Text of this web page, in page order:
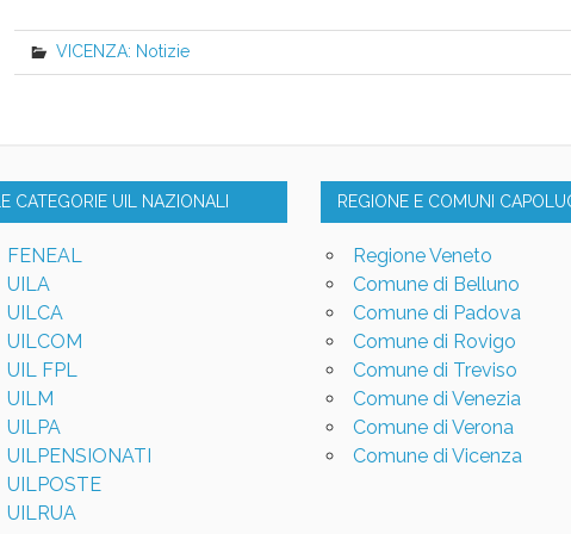
VICENZA: Notizie
LE CATEGORIE UIL NAZIONALI
FENEAL
UILA
UILCA
UILCOM
UIL FPL
UILM
UILPA
UILPENSIONATI
UILPOSTE
UILRUA
REGIONE E COMUNI
Regione Veneto
Comune di Belluno
Comune di Padova
Comune di Rovigo
Comune di Treviso
Comune di Venezia
Comune di Verona
Comune di Vicenza